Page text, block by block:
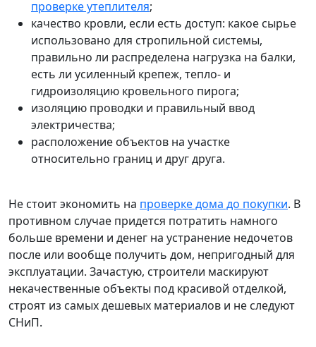
проверке утеплителя;
качество кровли, если есть доступ: какое сырье
использовано для стропильной системы,
правильно ли распределена нагрузка на балки,
есть ли усиленный крепеж, тепло- и
гидроизоляцию кровельного пирога;
изоляцию проводки и правильный ввод
электричества;
расположение объектов на участке
относительно границ и друг друга.
Не стоит экономить на проверке дома до покупки. В
противном случае придется потратить намного
больше времени и денег на устранение недочетов
после или вообще получить дом, непригодный для
эксплуатации. Зачастую, строители маскируют
некачественные объекты под красивой отделкой,
строят из самых дешевых материалов и не следуют
СНиП.